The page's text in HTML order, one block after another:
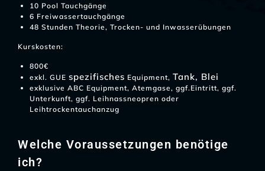
10 Pool Tauchgänge
6 Freiwassertauchgänge
48 Stunden Theorie, Trocken- und Inwasserübungen
Kurskosten:
800€
exkl. GUE spezifisches Equipment, Tank, Blei
exklusive ABC Equipment, Atemgase, ggf.Eintritt, ggf.
Unterkunft, ggf. Leihnassneopren oder
Leihtrockentauchanzug
Welche Voraussetzungen benötige
ich?